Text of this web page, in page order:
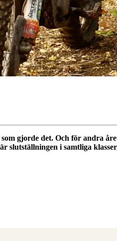
gjorde det. Och för andra
i samtliga